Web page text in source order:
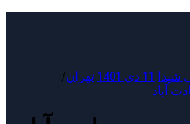
شیدا 11 دی 1401 تهران/
آباد